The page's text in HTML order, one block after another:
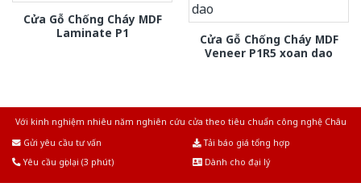
Cửa Gỗ Chống Cháy MDF
Laminate P1
Cửa Gỗ Chống Cháy MDF
Veneer P1R5 xoan dao
Với kinh nghiệm nhiêu năm nghiên cứu cửa theo tiêu chuẩn công nghệ Châu
Gửi yêu cầu tư vấn
Tải báo giá tổng hợp
Yêu cầu gọi lại (3 phút)
Dành cho đại lý